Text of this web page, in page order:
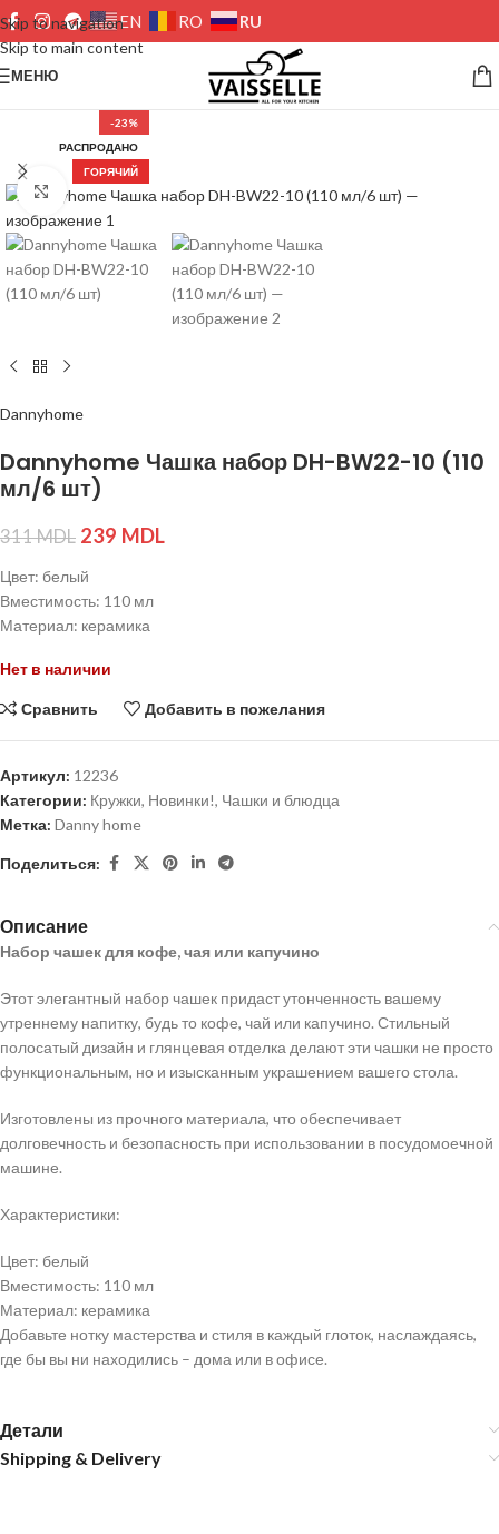
Skip to navigation
Skip to main content
EN RO RU
МЕНЮ
-23%
РАСПРОДАНО
ГОРЯЧИЙ
Нажмите, чтобы увеличить изображение
Dannyhome
Dannyhome Чашка набор DH-BW22-10 (110
мл/6 шт)
311MDL 239 MDL
Цвет: белый
Вместимость: 110 мл
Материал: керамика
Нет в наличии
Сравнить Добавить в пожелания
Артикул: 12236
Категории: Кружки, Новинки!, Чашки и блюдца
Метка: Danny home
Поделиться:
Описание
Набор чашек для кофе, чая или капучино
Этот элегантный набор чашек придаст утонченность вашему
утреннему напитку, будь то кофе, чай или капучино. Стильный
полосатый дизайн и глянцевая отделка делают эти чашки не просто
функциональным, но и изысканным украшением вашего стола.
Изготовлены из прочного материала, что обеспечивает
долговечность и безопасность при использовании в посудомоечной
машине.
Характеристики:
Цвет: белый
Вместимость: 110 мл
Материал: керамика
Добавьте нотку мастерства и стиля в каждый глоток, наслаждаясь,
где бы вы ни находились – дома или в офисе.
Детали
Shipping & Delivery